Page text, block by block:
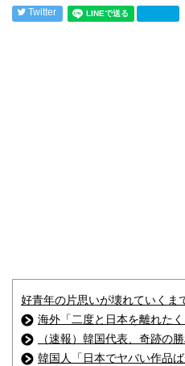
Twitter
好青年の片思いが壊れていくま
海外「二度と日本を離れた
（速報）韓国代表、奇跡の
韓国人「日本でヤバい作品